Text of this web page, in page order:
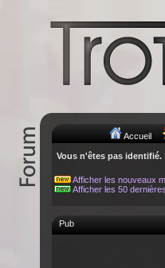
Accueil
Vous n'êtes pas identifié.
Afficher les nouveaux
Afficher les 50
Pub